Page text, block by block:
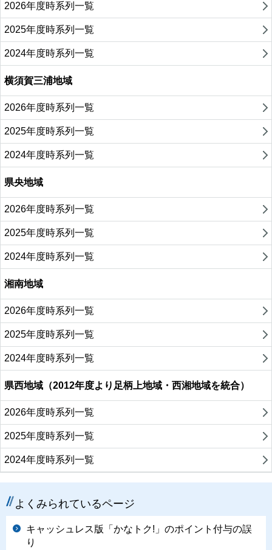
2026年度時系列一覧
2025年度時系列一覧
2024年度時系列一覧
横須賀三浦地域
2026年度時系列一覧
2025年度時系列一覧
2024年度時系列一覧
県央地域
2026年度時系列一覧
2025年度時系列一覧
2024年度時系列一覧
湘南地域
2026年度時系列一覧
2025年度時系列一覧
2024年度時系列一覧
県西地域（2012年度より足柄上地域・西湘地域を統合）
2026年度時系列一覧
2025年度時系列一覧
2024年度時系列一覧
よくみられているページ
キャッシュレス版「かなトク!」のポイント付与の誤
り